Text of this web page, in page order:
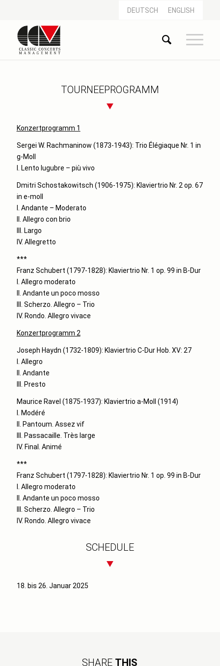
DEUTSCH ENGLISH
TOURNEEPROGRAMM
Konzertprogramm 1
Sergei W. Rachmaninow (1873-1943): Trio Élégiaque Nr. 1 in
g-Moll
I. Lento lugubre – più vivo
Dmitri Schostakowitsch (1906-1975): Klaviertrio Nr. 2 op. 67
in e-moll
I. Andante – Moderato
II. Allegro con brio
III. Largo
IV. Allegretto
***
Franz Schubert (1797-1828): Klaviertrio Nr. 1 op. 99 in B-Dur
I. Allegro moderato
II. Andante un poco mosso
III. Scherzo. Allegro – Trio
IV. Rondo. Allegro vivace
Konzertprogramm 2
Joseph Haydn (1732-1809): Klaviertrio C-Dur Hob. XV: 27
I. Allegro
II. Andante
III. Presto
Maurice Ravel (1875-1937): Klaviertrio a-Moll (1914)
I. Modéré
II. Pantoum. Assez vif
III. Passacaille. Très large
IV. Final. Animé
***
Franz Schubert (1797-1828): Klaviertrio Nr. 1 op. 99 in B-Dur
I. Allegro moderato
II. Andante un poco mosso
III. Scherzo. Allegro – Trio
IV. Rondo. Allegro vivace
SCHEDULE
18. bis 26. Januar 2025
SHARE THIS